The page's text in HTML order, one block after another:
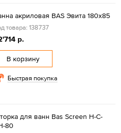
акриловая BAS Эвита 180х85
товара: 138737
р.
В корзину
Быстрая покупка
для ванн Bas Screen H-C-
80